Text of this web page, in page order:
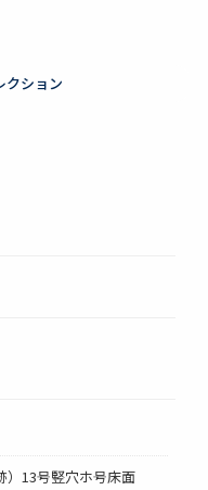
クション
）13号竪穴ホ号床面